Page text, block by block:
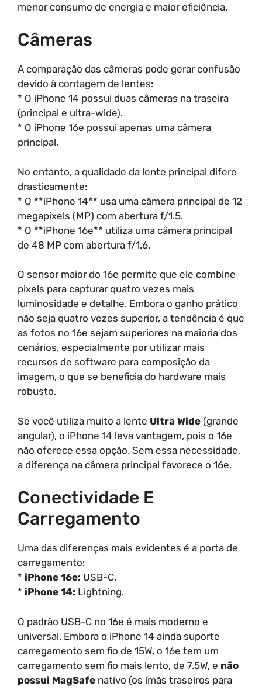
menor consumo de energia e maior eficiência.
Câmeras
A comparação das câmeras pode gerar confusão
devido à contagem de lentes:
* O iPhone 14 possui duas câmeras na traseira
(principal e ultra-wide).
* O iPhone 16e possui apenas uma câmera
principal.
No entanto, a qualidade da lente principal difere
drasticamente:
* O **iPhone 14** usa uma câmera principal de 12
megapixels (MP) com abertura f/1.5.
* O **iPhone 16e** utiliza uma câmera principal
de 48 MP com abertura f/1.6.
O sensor maior do 16e permite que ele combine
pixels para capturar quatro vezes mais
luminosidade e detalhe. Embora o ganho prático
não seja quatro vezes superior, a tendência é que
as fotos no 16e sejam superiores na maioria dos
cenários, especialmente por utilizar mais
recursos de software para composição da
imagem, o que se beneficia do hardware mais
robusto.
Se você utiliza muito a lente Ultra Wide (grande
angular), o iPhone 14 leva vantagem, pois o 16e
não oferece essa opção. Sem essa necessidade,
a diferença na câmera principal favorece o 16e.
Conectividade E
Carregamento
Uma das diferenças mais evidentes é a porta de
carregamento:
* iPhone 16e: USB-C.
* iPhone 14: Lightning.
O padrão USB-C no 16e é mais moderno e
universal. Embora o iPhone 14 ainda suporte
carregamento sem fio de 15W, o 16e tem um
carregamento sem fio mais lento, de 7.5W, e não
possui MagSafe nativo (os ímãs traseiros para